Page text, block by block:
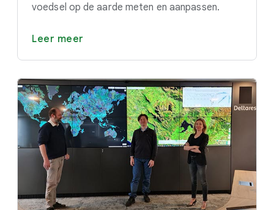
voedsel op de aarde meten en aanpassen.
Leer meer